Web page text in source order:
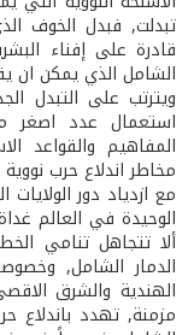
تبدلت, فبدل الخوف
قادرة على إفناء
الشامل الذي يمكن ان
ويترتب على التبدل
استعمال عدد اصغر
المفاهيم والقواعد
مخاطر اندلاع حرب
مع ازدياد دور
الوحيدة في العالم
ألا تتجاهل تنامي
الدمار الشامل,
الهندية والشرق
مزمنة, تهدد باندلاع